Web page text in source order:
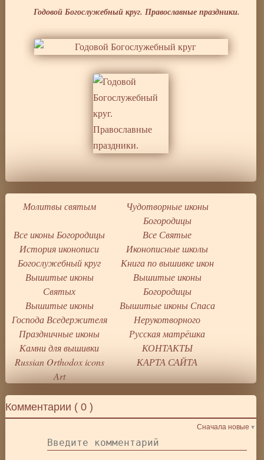
Годовой Богослужебный круг. Православные праздники.
Комментарии (0 )
Сначала новые
Молитвы святым
Чудотворные иконы
Богородицы
Все иконы Богородицы
Все Святые
История иконописи
Иконописные школы
Богослужебный круг
Книга по вышивке икон
Вышитые иконы
Святых
Вышитые иконы
Богородицы
Вышитые иконы
Господа Вседержителя
Вышитые иконы Спаса
Нерукотворного
Праздничные иконы
Русская матрёшка
Камни для вышивки
КОНТАКТЫ
Russian Orthodox icons
Art
КАРТА САЙТА